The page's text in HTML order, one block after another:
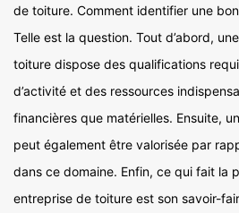
de toiture. Comment identifier une
Telle est la question. Tout d’abord,
toiture dispose des qualifications
d’activité et des ressources
financières que matérielles. Ensuite,
peut également être valorisée par
dans ce domaine. Enfin, ce qui fait la
entreprise de toiture est son savoir-